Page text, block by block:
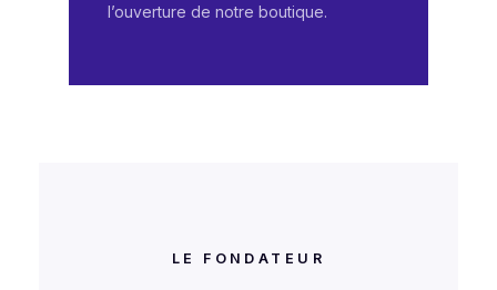
l’ouverture de notre boutique.
LE FONDATEUR